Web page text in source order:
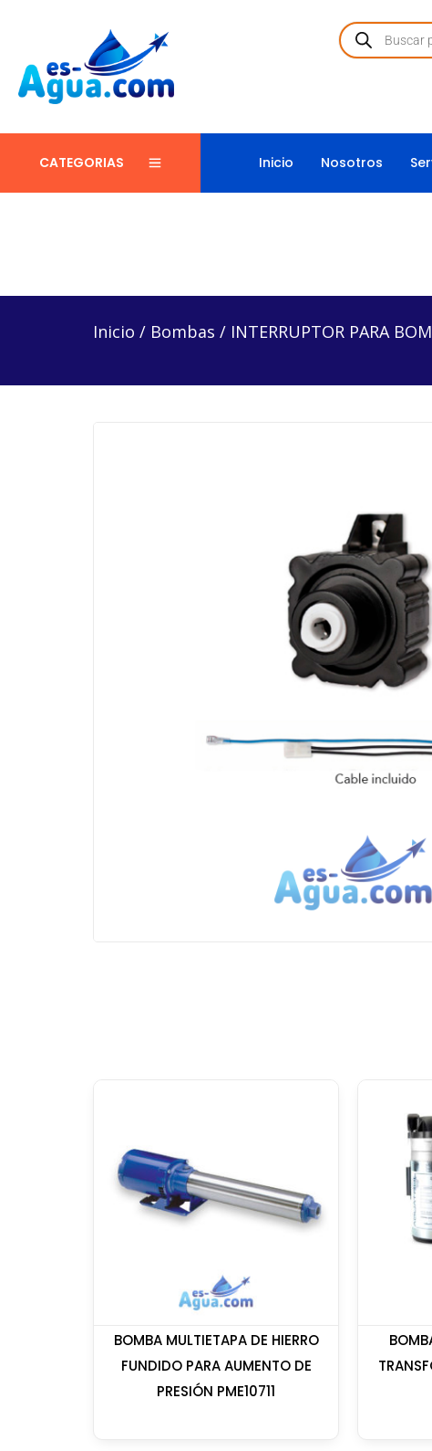
CATEGORIAS Inicio Nosotros
Inicio / Bombas / INTERRUPTOR PARA
BOMBA MULTIETAPA DE HIERRO
FUNDIDO PARA AUMENTO DE
PRESIÓN PME10711